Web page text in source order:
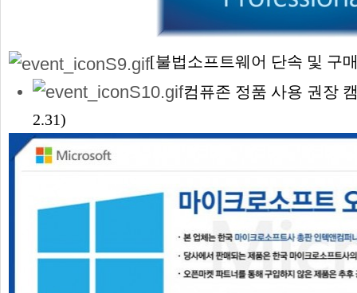
[불법소프트웨어 단속 및 구
컴퓨존 정품 사용 권장
2.31)